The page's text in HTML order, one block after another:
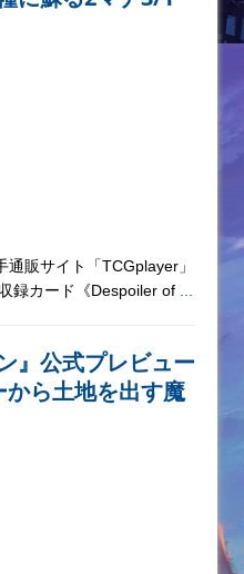
販サイト「TCGplayer」
録カード《Despoiler of
』公式プレビュー
ら土地を出す魔